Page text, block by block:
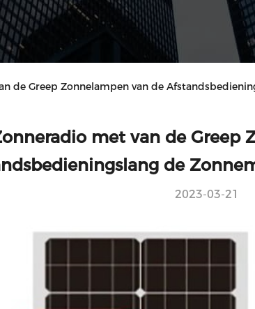
de Greep Zonnelampen van de
met van de Greep
de
2023-03-21